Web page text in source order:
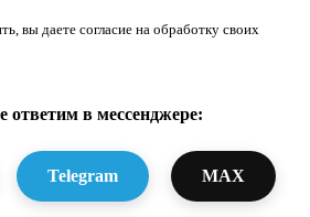
вы даете согласие на обработку своих
ответим в мессенджере:
Telegram MAX